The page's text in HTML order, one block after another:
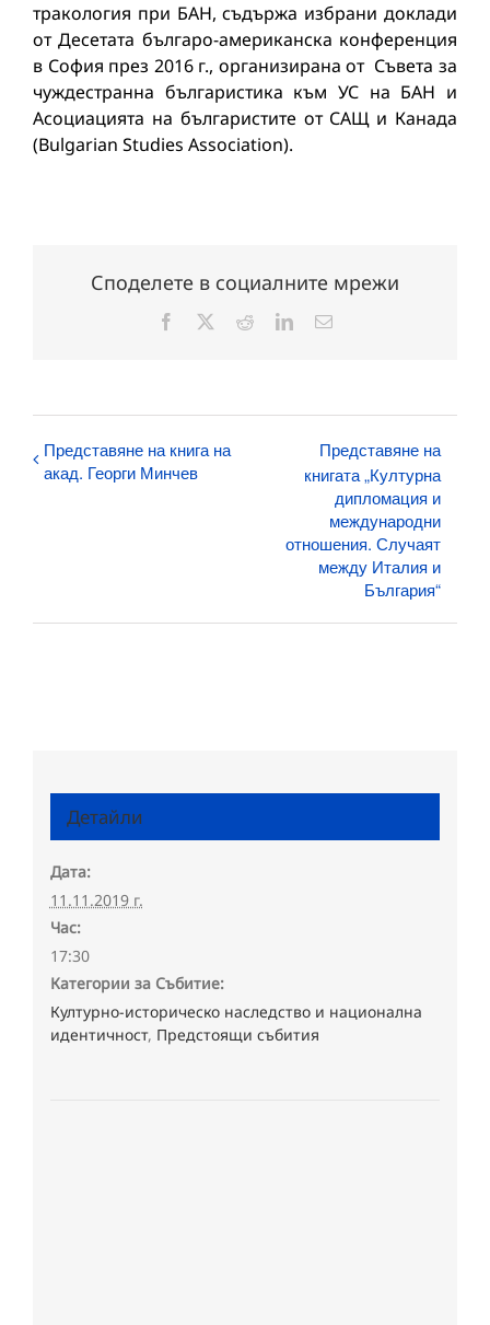
тракология при БАН, съдържа избрани доклади
от Десетата българо-американска конференция
в София през 2016 г., организирана от Съвета за
чуждестранна българистика към УС на БАН и
Асоциацията на българистите от САЩ и Канада
(Bulgarian Studies Association).
Споделете в социалните мрежи
Facebook RedditLinkedInЕлектронна
Представяне на книга на
акад. Георги Минчев
Представяне на
книгата „Културна
дипломация и
международни
отношения. Случаят
между Италия и
България“
Детайли
Дата:
11.11.2019 г.
Час:
17:30
Категории за Събитие:
Културно-историческо наследство и национална
идентичност, Предстоящи събития